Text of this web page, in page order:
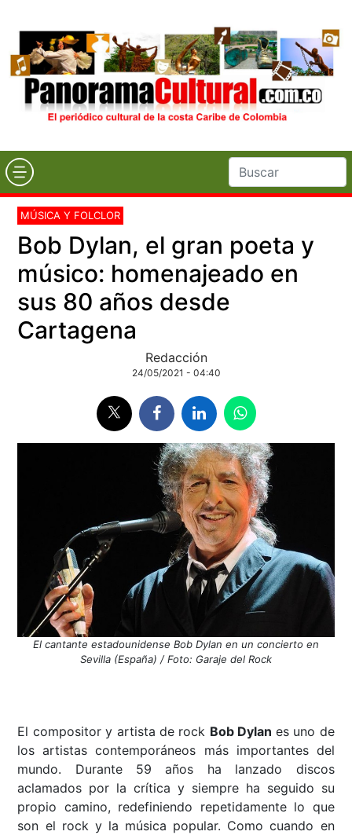
MÚSICA Y FOLCLOR
Bob Dylan, el gran poeta y
músico: homenajeado en
sus 80 años desde
Cartagena
Redacción
24/05/2021 - 04:40
El cantante estadounidense Bob Dylan en un concierto en
Sevilla (España) / Foto: Garaje del Rock
El compositor y artista de rock Bob Dylan es uno de
los artistas contemporáneos más importantes del
mundo. Durante 59 años ha lanzado discos
aclamados por la crítica y siempre ha seguido su
propio camino, redefiniendo repetidamente lo que
son el rock y la música popular. Como cuando en